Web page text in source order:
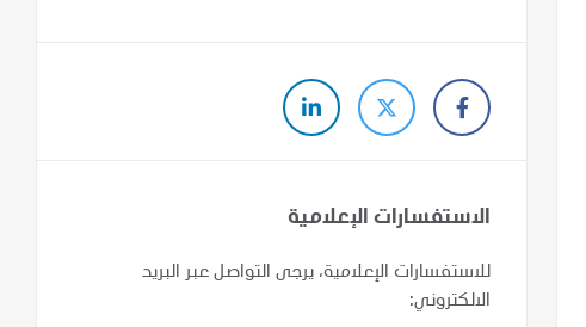
الاستفسارات الإعلامية
للاستفسارات الإعلامية، يرجى التواصل عبر البريد
الالكتروني: